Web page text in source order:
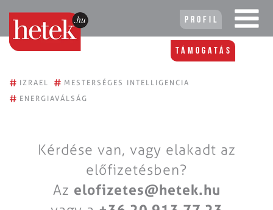
Profil
Támogatás
# IZRAEL # MESTERSÉGES INTELLIGENCIA
# ENERGIAVÁLSÁG
Kérdése van, vagy elakadt az
előfizetésben?
Az elofizetes@hetek.hu